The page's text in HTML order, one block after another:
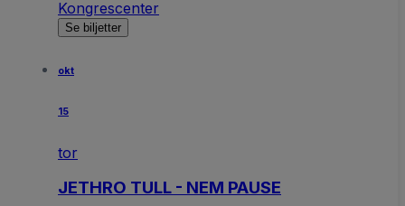
Kongrescenter
Se biljetter
okt
15
tor
JETHRO TULL - NEM PAUSE